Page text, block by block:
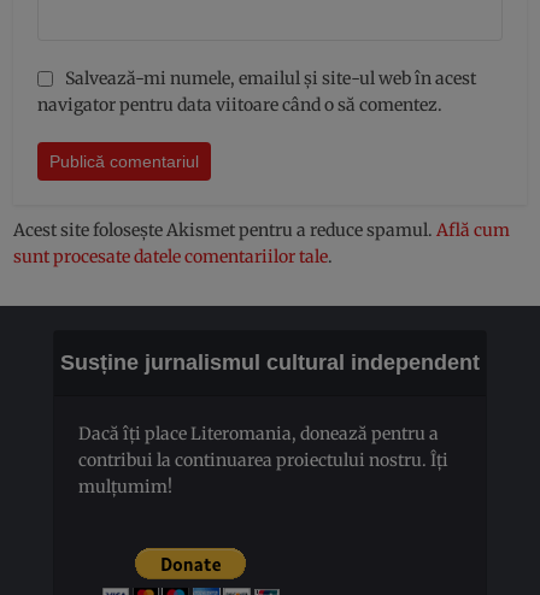
Salvează-mi numele, emailul și site-ul web în acest
navigator pentru data viitoare când o să comentez.
Acest site folosește Akismet pentru a reduce spamul.Află cum
sunt procesate datele comentariilor tale.
Susține jurnalismul cultural independent
Dacă îți place Literomania, donează pentru a
contribui la continuarea proiectului nostru. Îți
mulțumim!